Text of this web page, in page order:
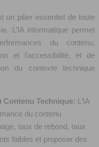
un pilier essentiel de toute
L’IA informatique permet
du contenu,
et l’accessibilité, et de
du contexte technique
Contenu Technique: L’IA
du contenu
taux de rebond, taux
faibles et proposer des